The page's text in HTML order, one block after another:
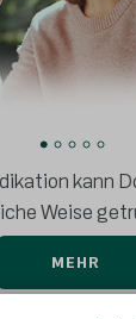
kann
Weise
MEHR